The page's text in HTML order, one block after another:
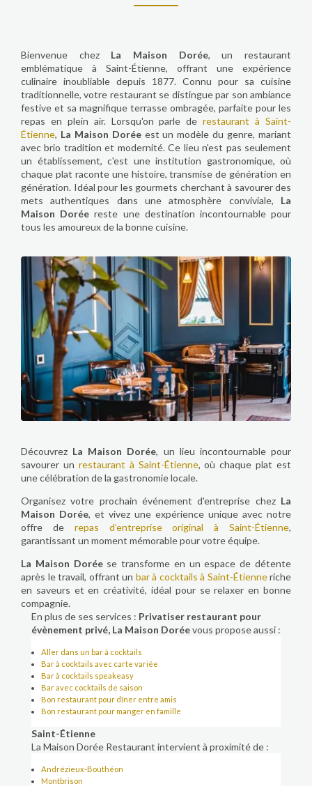
Bienvenue chez La Maison Dorée, un restaurant
emblématique à Saint-Étienne, offrant une expérience
culinaire inoubliable depuis 1877. Connu pour sa cuisine
traditionnelle, votre restaurant se distingue par son ambiance
festive et sa magnifique terrasse ombragée, parfaite pour les
repas en plein air. Lorsqu'on parle derestaurant à Saint-
Étienne, La Maison Doréeest un modèle du genre, mariant
avec brio tradition et modernité. Ce lieu n'est pas seulement
un établissement, c'est une institution gastronomique, où
chaque plat raconte une histoire, transmise de génération en
génération. Idéal pour les gourmets cherchant à savourer des
mets authentiques dans une atmosphère conviviale, La
Maison Dorée reste une destination incontournable pour
tous les amoureux de la bonne cuisine.
Découvrez La Maison Dorée, un lieu incontournable pour
savourer un restaurant à Saint-Étienne, où chaque plat est
une célébration de la gastronomie locale.
Organisez votre prochain événement d'entreprise chez La
Maison Dorée, et vivez une expérience unique avec notre
offre de repas d’entreprise original à Saint-Étienne,
garantissant un moment mémorable pour votre équipe.
La Maison Doréese transforme en un espace de détente
après le travail, offrant un bar à cocktails à Saint-Étienneriche
en saveurs et en créativité, idéal pour se relaxer en bonne
compagnie.
En plus de ses services : Privatiser restaurant pour
évènement privé, La Maison Doréevous propose aussi :
Aller dans un bar à cocktails
Bar à cocktails avec carte variée
Bar à cocktails speakeasy
Bar avec cocktails de saison
Bon restaurant pour dîner entre amis
Bon restaurant pour manger en famille
Saint-Étienne
La Maison Dorée Restaurant intervient à proximité de :
Andrézieux-Bouthéon
Montbrison